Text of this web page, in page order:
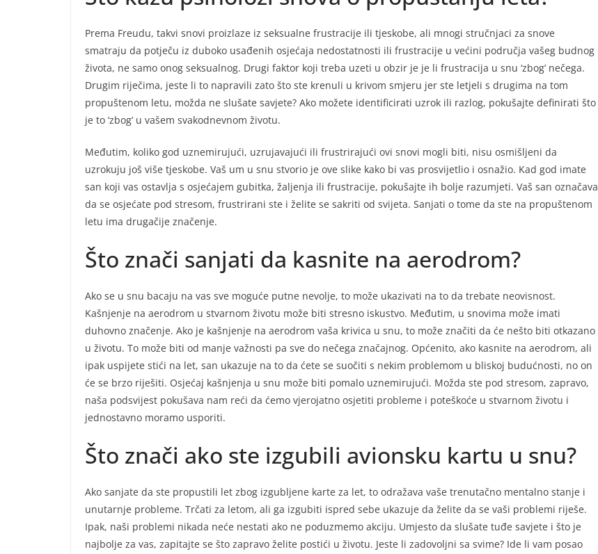
Prema Freudu, takvi snovi proizlaze iz seksualne frustracije ili tjeskobe, ali mnogi stručnjaci za snove
smatraju da potječu iz duboko usađenih osjećaja nedostatnosti ili frustracije u većini područja vašeg budnog
života, ne samo onog seksualnog. Drugi faktor koji treba uzeti u obzir je je li frustracija u snu ‘zbog’ nečega.
Drugim riječima, jeste li to napravili zato što ste krenuli u krivom smjeru jer ste letjeli s drugima na tom
propuštenom letu, možda ne slušate savjete? Ako možete identificirati uzrok ili razlog, pokušajte definirati što
je to ‘zbog’ u vašem svakodnevnom životu.
Međutim, koliko god uznemirujući, uzrujavajući ili frustrirajući ovi snovi mogli biti, nisu osmišljeni da
uzrokuju još više tjeskobe. Vaš um u snu stvorio je ove slike kako bi vas prosvijetlio i osnažio. Kad god imate
san koji vas ostavlja s osjećajem gubitka, žaljenja ili frustracije, pokušajte ih bolje razumjeti. Vaš san označava
da se osjećate pod stresom, frustrirani ste i želite se sakriti od svijeta. Sanjati o tome da ste na propuštenom
letu ima drugačije značenje.
Što znači sanjati da kasnite na aerodrom?
Ako se u snu bacaju na vas sve moguće putne nevolje, to može ukazivati na to da trebate neovisnost.
Kašnjenje na aerodrom u stvarnom životu može biti stresno iskustvo. Međutim, u snovima može imati
duhovno značenje. Ako je kašnjenje na aerodrom vaša krivica u snu, to može značiti da će nešto biti otkazano
u životu. To može biti od manje važnosti pa sve do nečega značajnog. Općenito, ako kasnite na aerodrom, ali
ipak uspijete stići na let, san ukazuje na to da ćete se suočiti s nekim problemom u bliskoj budućnosti, no on
će se brzo riješiti. Osjećaj kašnjenja u snu može biti pomalo uznemirujući. Možda ste pod stresom, zapravo,
naša podsvijest pokušava nam reći da ćemo vjerojatno osjetiti probleme i poteškoće u stvarnom životu i
jednostavno moramo usporiti.
Što znači ako ste izgubili avionsku kartu u snu?
Ako sanjate da ste propustili let zbog izgubljene karte za let, to odražava vaše trenutačno mentalno stanje i
unutarnje probleme. Trčati za letom, ali ga izgubiti ispred sebe ukazuje da želite da se vaši problemi riješe.
Ipak, naši problemi nikada neće nestati ako ne poduzmemo akciju. Umjesto da slušate tuđe savjete i što je
najbolje za vas, zapitajte se što zapravo želite postići u životu. Jeste li zadovoljni sa svime? Ide li vam posao